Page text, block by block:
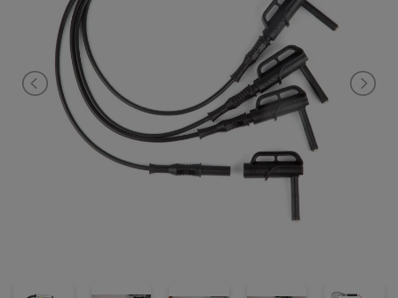
afgangssiden af en 4-polede gruppeafbryder. Hvis alle grupper
er tændt kan man nu normalt måle hele installationen på en
gang. Da man ved denne metode har kortsluttet installationen
er det vigtigt at Easy-ISO fjernes, før spændingen genindkobles.
Elma Easy-ISO leveres i lille taske og opfylder IEC 61010-1 KAT III
1000V.